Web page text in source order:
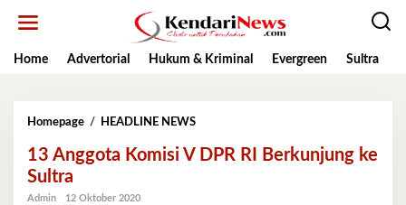
Home
Advertorial Hukum & Kriminal Evergreen Sultra
Homepage / HEADLINE NEWS13
Komisi
13 Anggota Komisi V DPR RI Berkunjung ke
Sultra
Admin
12 Oktober 2020